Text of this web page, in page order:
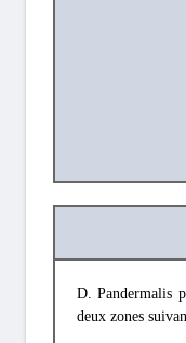
D. Pandermalis
deux zones